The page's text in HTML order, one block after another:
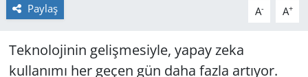
Paylaş A- A+
Teknolojinin gelişmesiyle, yapay zeka
kullanımı her geçen gün daha fazla artıyor.
SPOR
Yerel